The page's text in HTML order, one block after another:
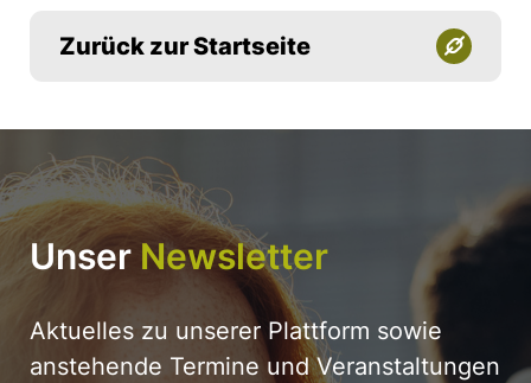
Zurück zur Startseite
Unser Newsletter
Aktuelles zu unserer Plattform sowie
anstehende Termine und Veranstaltungen